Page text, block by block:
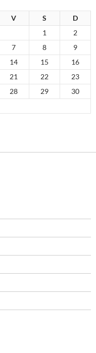
V S
D
1
2
7 8
9
14 15
16
21 22
23
28 29
30